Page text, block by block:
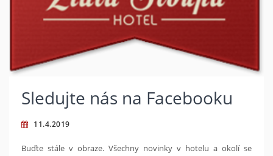
Sledujte nás na Facebooku
11.4.2019
Buďte stále v obraze. Všechny novinky v hotelu a okolí se